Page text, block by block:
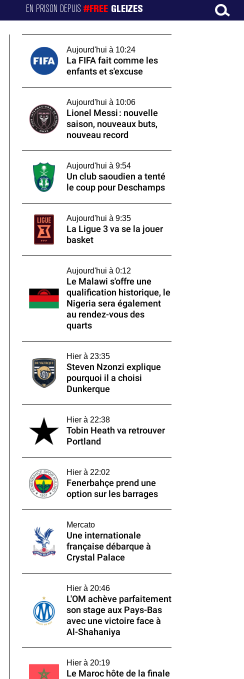
EN PRISON DEPUIS#FREE GLEIZES
Aujourd'hui à 10:24
La FIFA fait comme les
enfants et s'excuse
Aujourd'hui à 10:06
Lionel Messi : nouvelle
saison, nouveaux buts,
nouveau record
Aujourd'hui à 9:54
Un club saoudien a tenté
le coup pour Deschamps
Aujourd'hui à 9:35
La Ligue 3 va se la jouer
basket
Aujourd'hui à 0:12
Le Malawi s'offre une
qualification historique, le
Nigeria sera également
au rendez-vous des
quarts
Hier à 23:35
Steven Nzonzi explique
pourquoi il a choisi
Dunkerque
Hier à 22:38
Tobin Heath va retrouver
Portland
Hier à 22:02
Fenerbahçe prend une
option sur les barrages
Mercato
Une internationale
française débarque à
Crystal Palace
Hier à 20:46
L'OM achève parfaitement
son stage aux Pays-Bas
avec une victoire face à
Al-Shahaniya
Hier à 20:19
Le Maroc hôte de la finale